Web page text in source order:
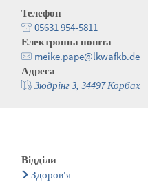
Телефон
05631 954-5811
Електронна пошта
meike.pape@lkwafkb.de
Адреса
Зюдрінг 3, 34497 Корбах
Відділи
Здоров'я